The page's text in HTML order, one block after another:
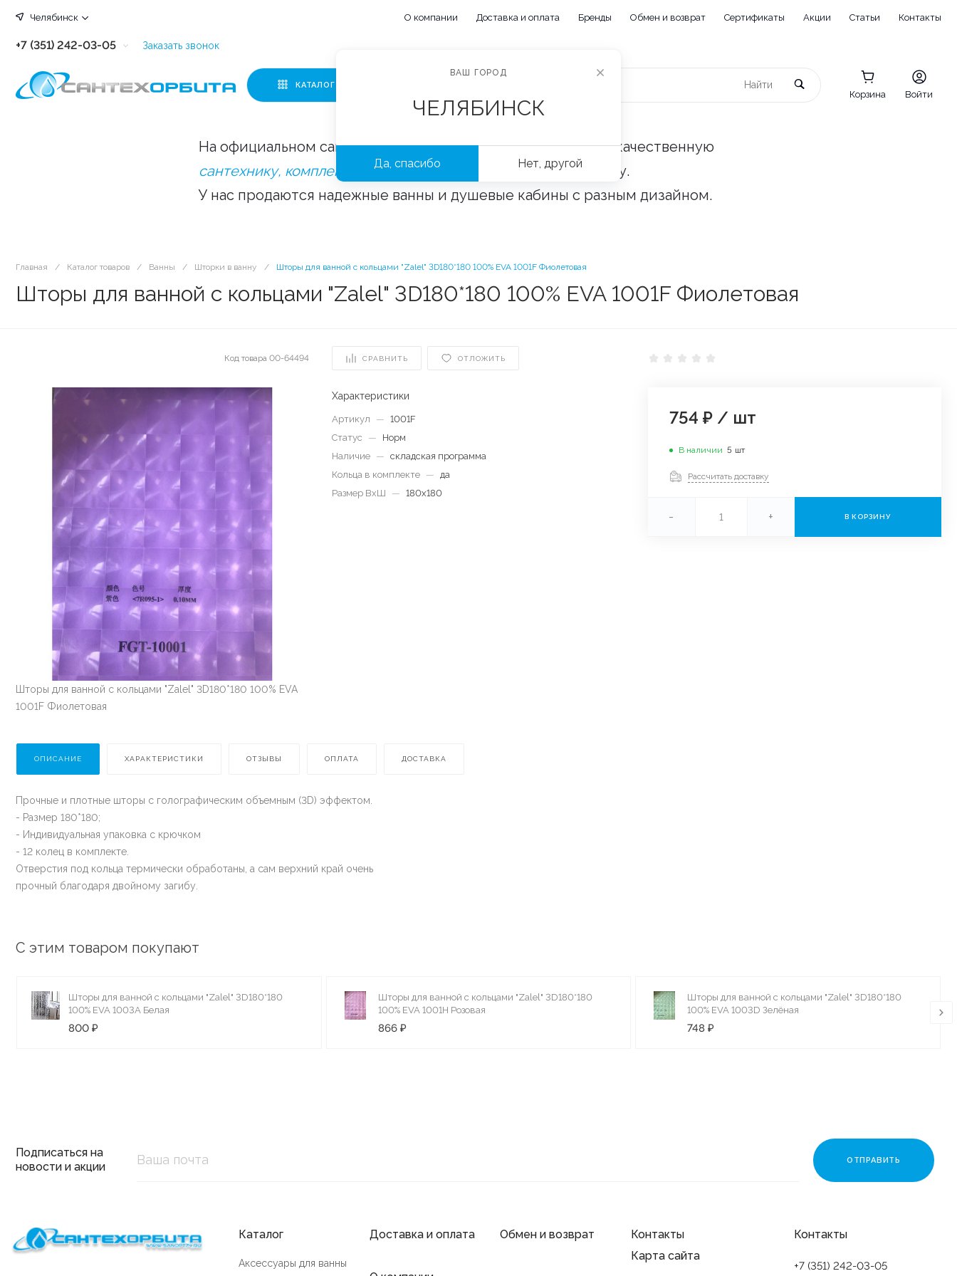
Челябинск О компании Доставка и оплата Бренды Обмен и возврат Сертификаты Акции Статьи Контакты
+7 (351) 242-03-05
+7 (351) 242-03-63
Заказать звонок
КАТАЛОГ
Корзина Войти
На официальном сайте «Сантехорбита» вы можете купить качественную
сантехнику, комплектующие и аксессуары
оптом и в розницу.
У нас продаются надежные ванны и душевые кабины с разным дизайном.
Главная / Каталог товаров / Ванны / Шторки в ванну / Шторы для ванной с кольцами "Zalel" 3D180*180 100% ЕVA 1001F Фиолетовая
Шторы для ванной с кольцами "Zalel" 3D180*180 100% ЕVA 1001F Фиолетовая
Код товара 00-64494 СРАВНИТЬ ОТЛОЖИТЬ
Шторы для ванной с кольцами "Zalel" 3D180*180 100% ЕVA
1001F Фиолетовая
Характеристики
Артикул — 1001F
Статус
—
Норм
Наличие
— складская программа
Кольца в комплекте
— да
Размер ВхШ
— 180х180
754 ₽ / шт
В наличии 5 шт
Рассчитать доставку
- + В КОРЗИНУ
ОПИСАНИЕ ХАРАКТЕРИСТИКИ ОТЗЫВЫ ОПЛАТА ДОСТАВКА
Прочные и плотные шторы с голографическим объемным (3D) эффектом.
- Размер 180*180;
- Индивидуальная упаковка с крючком
- 12 колец в комплекте.
Отверстия под кольца термически обработаны, а сам верхний край очень
прочный благодаря двойному загибу.
С этим товаром покупают
Шторы для ванной с кольцами "Zalel" 3D180*180
100% ЕVA 1003A Белая
800 ₽
Шторы для ванной с кольцами "Zalel" 3D180*180
100% ЕVA 1001H Розовая
866 ₽
Шторы для ванной с кольцами "Zalel" 3D180*180
100% ЕVA 1003D Зелёная
748 ₽
Подписаться на
новости и акции
Каталог
Аксессуары для ванны
Доставка и оплата Обмен и возврат
Контакты
Карта сайта
Контакты
+7 (351) 242-03-05
ВАШ ГОРОД
ЧЕЛЯБИНСК
Да, спасибо Нет, другой